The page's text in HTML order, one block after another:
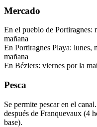
Mercado
En el pueblo de Portiragnes:
mañana
En Portiragnes Playa: lunes,
mañana
En Béziers: viernes por la
Pesca
Se permite pescar en el
después de Franquevaux (4
base).